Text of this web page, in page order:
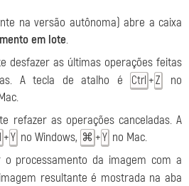
na versão autônoma) abre a caixa
em lote.
desfazer as últimas operações feitas
A tecla de atalho é
Ctrl +Z
no
refazer as operações canceladas. A
+Y no Windows, ⌘ +Y no Mac.
o processamento da imagem com a
resultante é mostrada na aba